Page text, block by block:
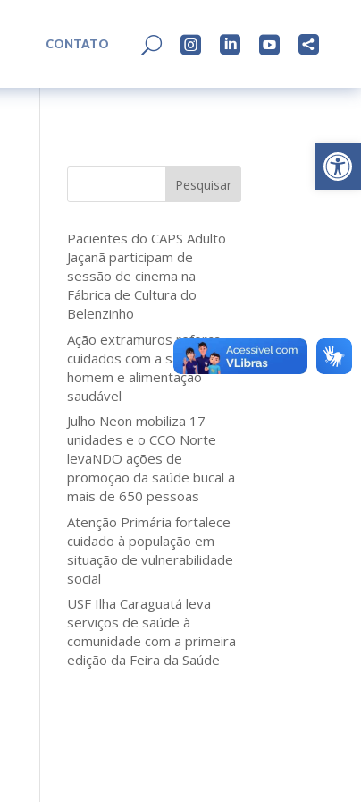
Abrir
CONTATO U    
Pesquisar
Pacientes do CAPS Adulto
Jaçanã participam de
sessão de cinema na
Fábrica de Cultura do
Belenzinho
Ação extramuros reforça
cuidados com a saúde do
homem e alimentação
saudável
Julho Neon mobiliza 17
unidades e o CCO Norte
levaNDO ações de
promoção da saúde bucal a
mais de 650 pessoas
Atenção Primária fortalece
cuidado à população em
situação de vulnerabilidade
social
USF Ilha Caraguatá leva
serviços de saúde à
comunidade com a primeira
edição da Feira da Saúde